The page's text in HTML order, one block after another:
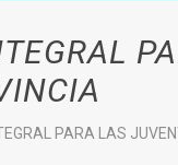
PARA LAS